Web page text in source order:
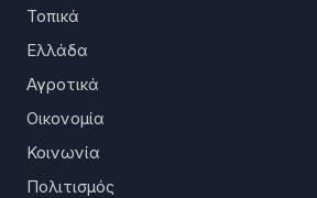
Τοπικά
Ελλάδα
Αγροτικά
Οικονομία
Κοινωνία
Πολιτισμός